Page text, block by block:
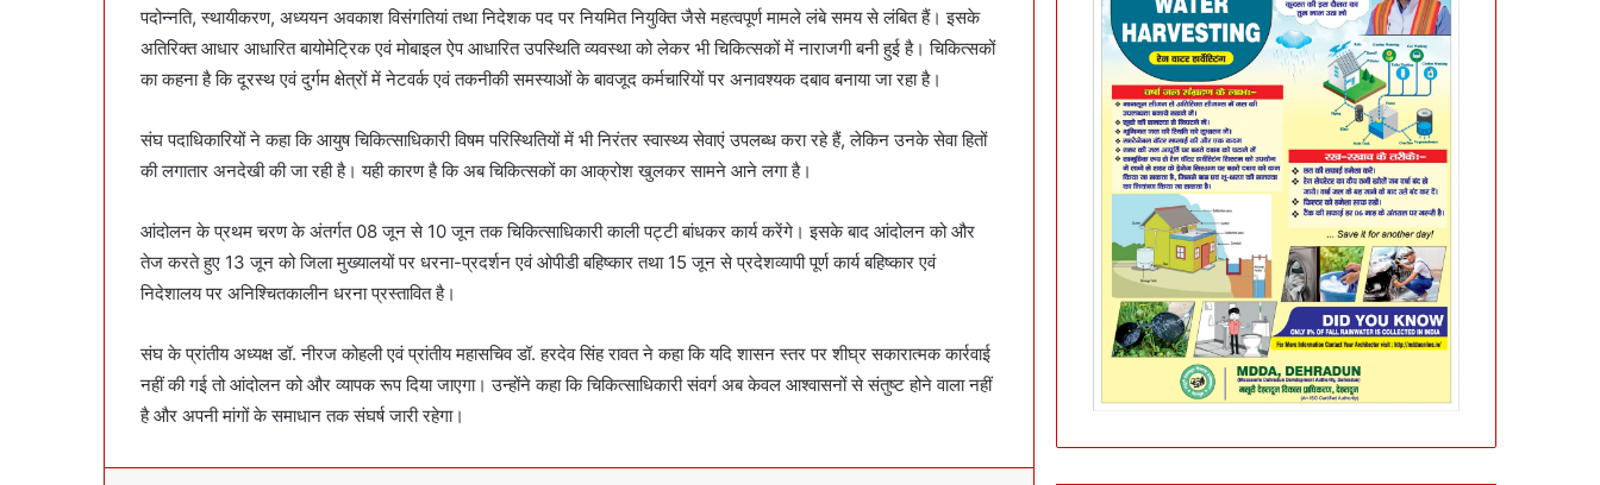
पदोन्नति, स्थायीकरण, अध्ययन अवकाश विसंगतियां तथा निदेशक पद पर नियमित नियुक्ति जैसे महत्वपूर्ण मामले लंबे समय से लंबित हैं। इसके
अतिरिक्त आधार आधारित बायोमेट्रिक एवं मोबाइल ऐप आधारित उपस्थिति व्यवस्था को लेकर भी चिकित्सकों में नाराजगी बनी हुई है। चिकित्सकों
का कहना है कि दूरस्थ एवं दुर्गम क्षेत्रों में नेटवर्क एवं तकनीकी समस्याओं के बावजूद कर्मचारियों पर अनावश्यक दबाव बनाया जा रहा है।
संघ पदाधिकारियों ने कहा कि आयुष चिकित्साधिकारी विषम परिस्थितियों में भी निरंतर स्वास्थ्य सेवाएं उपलब्ध करा रहे हैं, लेकिन उनके सेवा हितों
की लगातार अनदेखी की जा रही है। यही कारण है कि अब चिकित्सकों का आक्रोश खुलकर सामने आने लगा है।
आंदोलन के प्रथम चरण के अंतर्गत 08 जून से 10 जून तक चिकित्साधिकारी काली पट्टी बांधकर कार्य करेंगे। इसके बाद आंदोलन को और
तेज करते हुए 13 जून को जिला मुख्यालयों पर धरना-प्रदर्शन एवं ओपीडी बहिष्कार तथा 15 जून से प्रदेशव्यापी पूर्ण कार्य बहिष्कार एवं
निदेशालय पर अनिश्चितकालीन धरना प्रस्तावित है।
संघ के प्रांतीय अध्यक्ष डॉ. नीरज कोहली एवं प्रांतीय महासचिव डॉ. हरदेव सिंह रावत ने कहा कि यदि शासन स्तर पर शीघ्र सकारात्मक कार्रवाई
नहीं की गई तो आंदोलन को और व्यापक रूप दिया जाएगा। उन्होंने कहा कि चिकित्साधिकारी संवर्ग अब केवल आश्वासनों से संतुष्ट होने वाला नहीं
है और अपनी मांगों के समाधान तक संघर्ष जारी रहेगा।